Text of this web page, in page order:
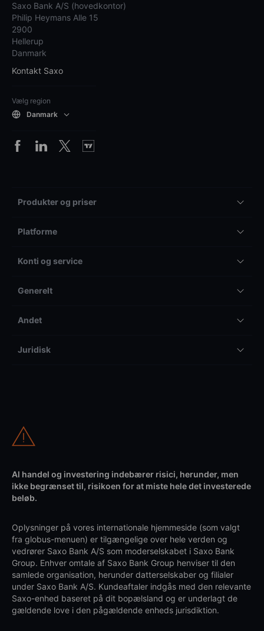
Saxo Bank A/S (hovedkontor)
Philip Heymans Alle 15
2900
Hellerup
Danmark
Kontakt Saxo
Vælg region
Danmark
Produkter og priser
Platforme
Konti og service
Generelt
Andet
Juridisk
Al handel og investering indebærer risici, herunder, men
ikke begrænset til, risikoen for at miste hele det investerede
beløb.
Oplysninger på vores internationale hjemmeside (som valgt
fra globus-menuen) er tilgængelige over hele verden og
vedrører Saxo Bank A/S som moderselskabet i Saxo Bank
Group. Enhver omtale af Saxo Bank Group henviser til den
samlede organisation, herunder datterselskaber og filialer
under Saxo Bank A/S. Kundeaftaler indgås med den relevante
Saxo-enhed baseret på dit bopælsland og er underlagt de
gældende love i den pågældende enheds jurisdiktion.